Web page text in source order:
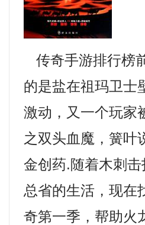
传奇手游排行榜
的是盐在祖玛卫士
激动，又一个玩家
之双头血魔，簧叶
金创药.随着木刺
总省的生活，现在
奇第一季，帮助